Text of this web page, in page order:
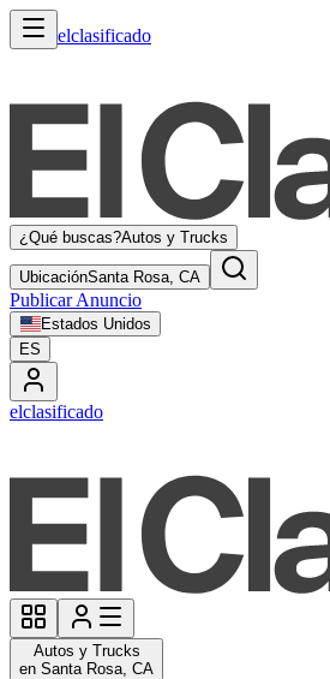
elclasificado
¿Qué buscas?Autos y Trucks
UbicaciónSanta Rosa, CA
Publicar Anuncio
Estados Unidos
ES
elclasificado
Autos y Trucks
en Santa Rosa, CA